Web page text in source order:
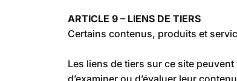
ARTICLE 9 – LIENS DE TIERS
Certains contenus, produits et
Les liens de tiers sur ce site
d’examiner ou d’évaluer leur